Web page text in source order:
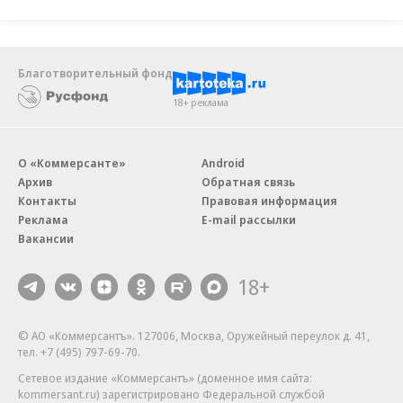
потребности благополучателей в финансовой
поддержке растут, а объемы пожертвований
снижаются. Часто барьером для создания новых
и высокая стоимость их содержания»,— поясняет
директор эндаумент-фонда «Филантроп»
Людмила Пантелеева.
продемонстрировал очень хорошую динамику,
управления фондами целевого капитала. За
первое полугодие индекс Московской биржи
вырос на 30%, индекс гособлигаций — на 2,8%,
Благотворительный фонд
18+ реклама
О «Коммерсанте»
Архив
Контакты
Реклама
Вакансии
Android
Обратная связь
Правовая информация
E-mail рассылки
18+
© АО «Коммерсантъ». 127006, Москва, Оружейный переулок д. 41,
тел. +7 (495) 797-69-70.
Сетевое издание «Коммерсантъ» (доменное имя сайта:
kommersant.ru) зарегистрировано Федеральной службой